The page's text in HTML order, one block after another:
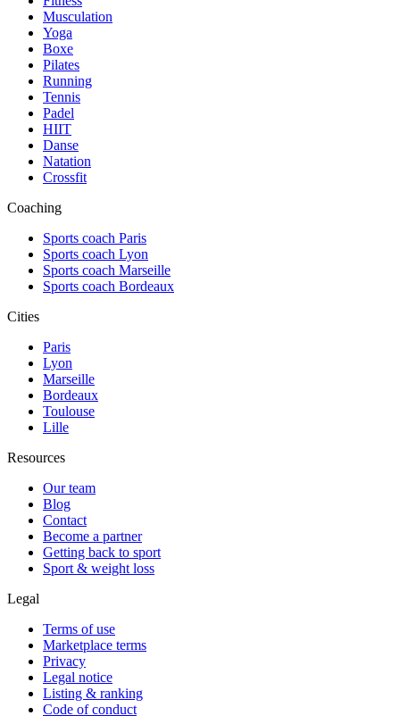
Musculation
Yoga
Boxe
Pilates
Running
Tennis
Padel
HIIT
Danse
Natation
Crossfit
Coaching
Sports coach Paris
Sports coach Lyon
Sports coach Marseille
Sports coach Bordeaux
Cities
Paris
Lyon
Marseille
Bordeaux
Toulouse
Lille
Resources
Our team
Blog
Contact
Become a partner
Getting back to sport
Sport & weight loss
Legal
Terms of use
Marketplace terms
Privacy
Legal notice
Listing & ranking
Code of conduct